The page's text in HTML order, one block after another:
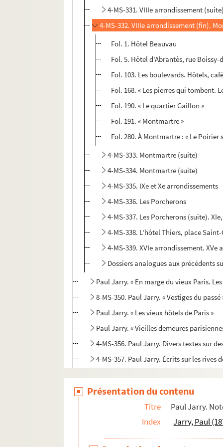
4-MS-331. VIIIe arrondissement
4-MS-332. VIIIe arrondissement (fin).
Fol. 1. Hôtel Beauvau
Fol. 5. Hôtel d'Abrantès, rue
Fol. 103. Les boulevards. Hôtels,
Fol. 168. « Les pierres qui tombent.
Fol. 190. « Le quartier Gaillon »
Fol. 191. « Montmartre »
Fol. 280. À Montmartre : « Le
4-MS-333. Montmartre (suite)
4-MS-334. Montmartre (suite)
4-MS-335. IXe et Xe arrondissements
4-MS-336. Les Porcherons
4-MS-337. Les Porcherons (suite).
4-MS-338. L'hôtel Thiers, place Saint-
4-MS-339. XVIe arrondissement.
Dossiers analogues aux précédents
Paul Jarry. « En marge du vieux Paris.
8-MS-350. Paul Jarry. « Vestiges du
Paul Jarry. « Les vieux hôtels de Paris »
Paul Jarry. « Vieilles demeures
4-MS-356. Paul Jarry. Divers textes sur
4-MS-357. Paul Jarry. Écrits sur les rives
8-MS-359. Paul Jarry. « Cénacles et vieux
4-MS-360. Paul Jarry. Écrits divers sur
4-MS-377. Paul Jarry. Paris et
4-MS-378. Paul Jarry. Paris et Parisiens.
Présentation du contenu
Titre
Paul Jarry.
Index
Jarry, Paul